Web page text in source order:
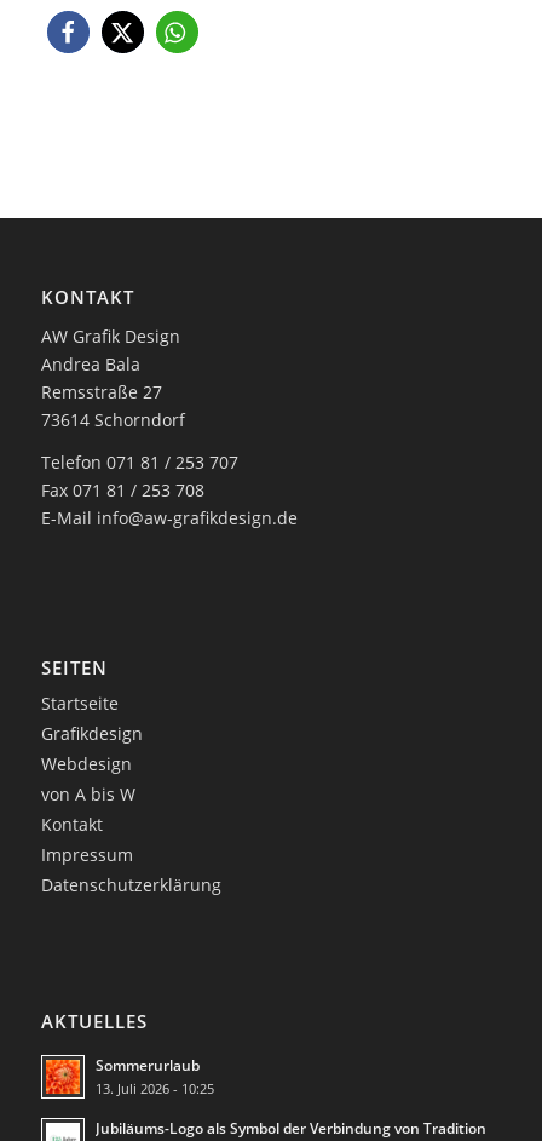
KONTAKT
AW Grafik Design
Andrea Bala
Remsstraße 27
73614 Schorndorf
Telefon 071 81 / 253 707
Fax 071 81 / 253 708
E-Mail info@aw-grafikdesign.de
SEITEN
Startseite
Grafikdesign
Webdesign
von A bis W
Kontakt
Impressum
Datenschutzerklärung
AKTUELLES
Sommerurlaub
13. Juli 2026 - 10:25
Jubiläums-Logo als Symbol der Verbindung von Tradition